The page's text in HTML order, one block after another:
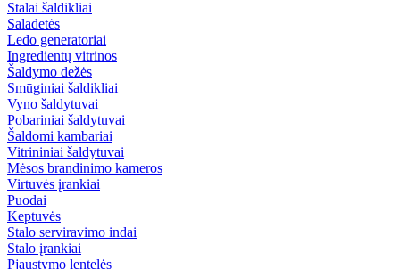
Stalai šaldikliai
Saladetės
Ledo generatoriai
Ingredientų vitrinos
Šaldymo dežės
Smūginiai šaldikliai
Vyno šaldytuvai
Pobariniai šaldytuvai
Šaldomi kambariai
Vitrininiai šaldytuvai
Mėsos brandinimo kameros
Virtuvės įrankiai
Puodai
Keptuvės
Stalo serviravimo indai
Stalo įrankiai
Pjaustymo lentelės